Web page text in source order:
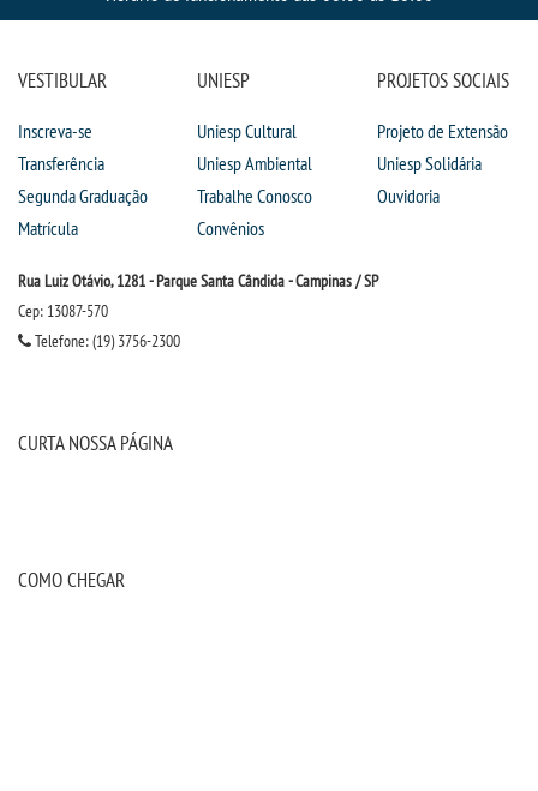
VESTIBULAR
Inscreva-se
Transferência
Segunda Graduação
Matrícula
UNIESP
Uniesp Cultural
Uniesp Ambiental
Trabalhe Conosco
Convênios
PROJETOS SOCIAIS
Projeto de Extensão
Uniesp Solidária
Ouvidoria
Rua Luiz Otávio, 1281 - Parque Santa Cândida - Campinas / SP
Cep: 13087-570
Telefone: (19) 3756-2300
CURTA NOSSA PÁGINA
COMO CHEGAR